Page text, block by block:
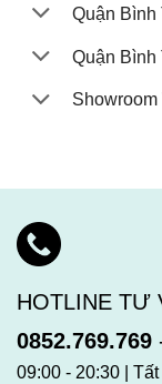
Quận Bình
Quận Bình
HOTLINE TƯ
0852.769.769
09:00 - 20:30 |